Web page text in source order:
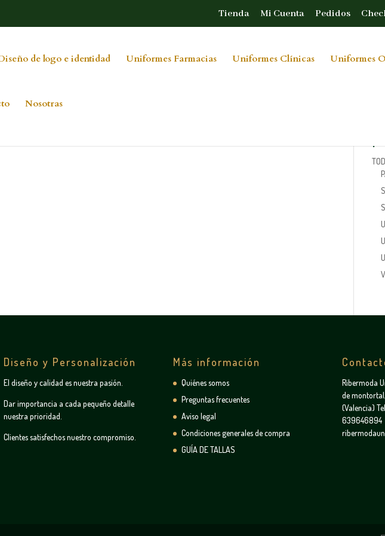
Tienda Mi Cuenta Pedidos
de logo e identidad Uniformes Farmacias Uniformes Clínicas Uniformes
Nosotras
Diseño y Personalización
El diseño y calidad es nuestra pasión.
Dar importancia a cada pequeño detalle
nuestra prioridad.
Clientes satisfechos nuestro compromiso.
Más información
Quiénes somos
Preguntas frecuentes
Aviso legal
Condiciones generales de compra
GUÍA DE TALLAS
Ribermoda
de
(Valencia)
639646894